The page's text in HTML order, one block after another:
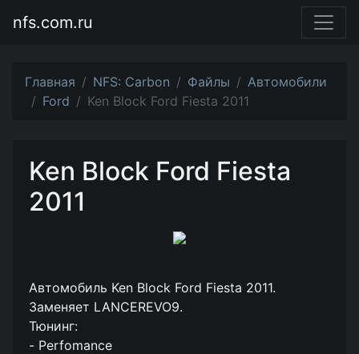
nfs.com.ru
Главная NFS: Carbon Файлы
Автомобили
Ford
Ken Block Ford Fiesta 2011
Ken Block Ford Fiesta
2011
Автомобиль Ken Block Ford Fiesta 2011.
Заменяет LANCEREVO9.
Тюнинг:
- Perfomance